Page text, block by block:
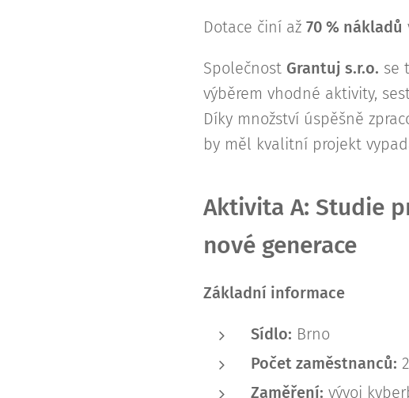
Dotace činí až 70 % nákladů
Společnost Grantuj s.r.o. se
výběrem vhodné aktivity,
Díky množství úspěšně
by měl kvalitní projekt
Aktivita A: Studie
nové generace
Základní informace
Sídlo: Brno
Počet zaměstnanců:
Zaměření: vývoj